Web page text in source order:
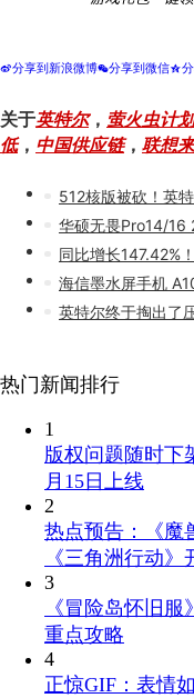
t分享到新浪微博w分享到微信z
关于英特尔， 萤火虫计划
低， 中国供应链， 联想
热门新闻排行
1
版权问题随时下
月15日上线
2
热点预告：《魔
《三角洲行动》
3
《冒险岛怀旧
重点攻略
4
正惊GIF：表情